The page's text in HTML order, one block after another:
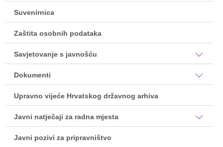
Suvenirnica
Zaštita osobnih podataka
Savjetovanje s javnošću
Dokumenti
Upravno vijeće Hrvatskog državnog arhiva
Javni natječaji za radna mjesta
Javni pozivi za pripravništvo